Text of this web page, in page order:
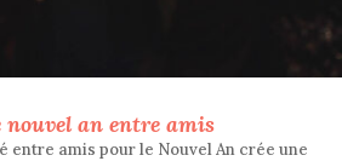
nouvel an entre amis
entre amis pour le Nouvel An crée une